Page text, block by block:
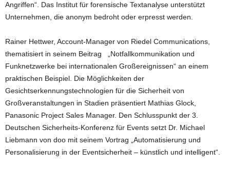
Angriffen“. Das Institut für forensische Textanalyse unterstützt
Unternehmen, die anonym bedroht oder erpresst werden.
Rainer Hettwer, Account-Manager von Riedel Communications,
thematisiert in seinem Beitrag „Notfallkommunikation und
Funknetzwerke bei internationalen Großereignissen“ an einem
praktischen Beispiel. Die Möglichkeiten der
Gesichtserkennungstechnologien für die Sicherheit von
Großveranstaltungen in Stadien präsentiert Mathias Glock,
Panasonic Project Sales Manager. Den Schlusspunkt der 3.
Deutschen Sicherheits-Konferenz für Events setzt Dr. Michael
Liebmann von doo mit seinem Vortrag „Automatisierung und
Personalisierung in der Eventsicherheit – künstlich und intelligent“.